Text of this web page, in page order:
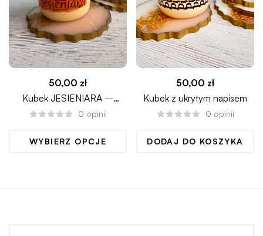
50,00 zł
Kubek JESIENIARA –
HELLO PUMPKIN
0 opinii
WYBIERZ OPCJE
50,00 zł
Kubek z ukrytym napisem
0 opinii
DODAJ DO KOSZYKA